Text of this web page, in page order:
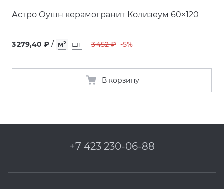
Астро Оушн керамогранит Колизеум 60×120
3 279,40 ₽ / м² шт 3 452 ₽ -5%
В корзину
+7 423 230-06-88